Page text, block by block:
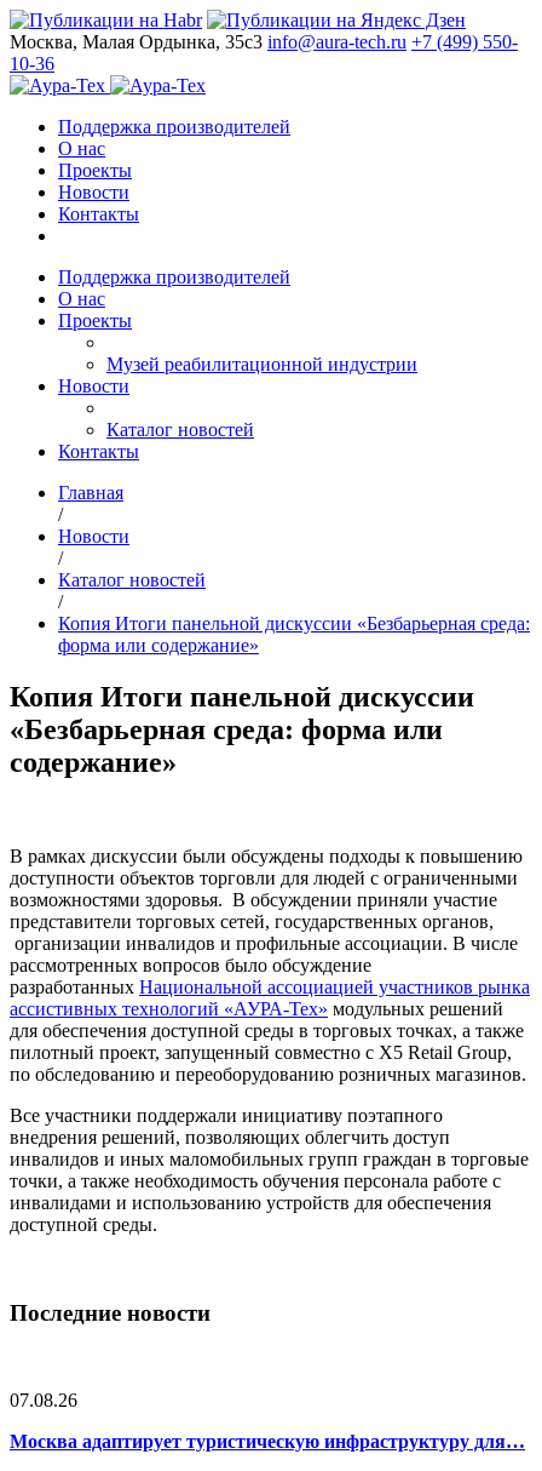
Москва, Малая Ордынка, 35с3 info@aura-tech.ru +7 (499) 550-
10-36
Поддержка производителей
О нас
Проекты
Новости
Контакты
Поддержка производителей
О нас
Проекты
Музей реабилитационной индустрии
Новости
Каталог новостей
Контакты
Главная
/
Новости
/
Каталог новостей
/
Копия Итоги панельной дискуссии «Безбарьерная среда:
форма или содержание»
Копия Итоги панельной дискуссии
«Безбарьерная среда: форма или
содержание»
В рамках дискуссии были обсуждены подходы к повышению
доступности объектов торговли для людей с ограниченными
возможностями здоровья. В обсуждении приняли участие
представители торговых сетей, государственных органов,
организации инвалидов и профильные ассоциации. В числе
рассмотренных вопросов было обсуждение
разработанных Национальной ассоциацией участников рынка
ассистивных технологий «АУРА-Тех» модульных решений
для обеспечения доступной среды в торговых точках, а также
пилотный проект, запущенный совместно с Х5 Retail Group,
по обследованию и переоборудованию розничных магазинов.
Все участники поддержали инициативу поэтапного
внедрения решений, позволяющих облегчить доступ
инвалидов и иных маломобильных групп граждан в торговые
точки, а также необходимость обучения персонала работе с
инвалидами и использованию устройств для обеспечения
доступной среды.
Последние новости
07.08.26
Москва адаптирует туристическую инфраструктуру для…